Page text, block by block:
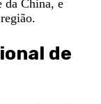
da China, e
de